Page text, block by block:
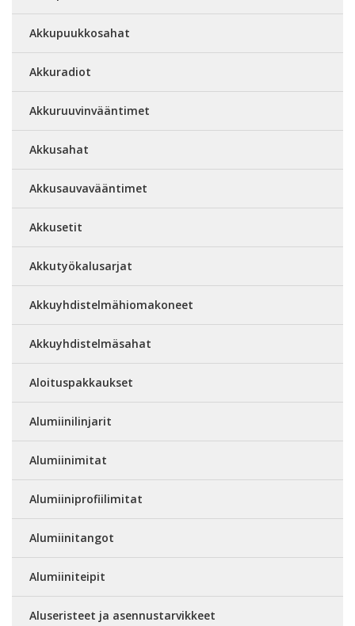
Akkupuukkosahat
Akkuradiot
Akkuruuvinvääntimet
Akkusahat
Akkusauvavääntimet
Akkusetit
Akkutyökalusarjat
Akkuyhdistelmähiomakoneet
Akkuyhdistelmäsahat
Aloituspakkaukset
Alumiinilinjarit
Alumiinimitat
Alumiiniprofiilimitat
Alumiinitangot
Alumiiniteipit
Aluseristeet ja asennustarvikkeet